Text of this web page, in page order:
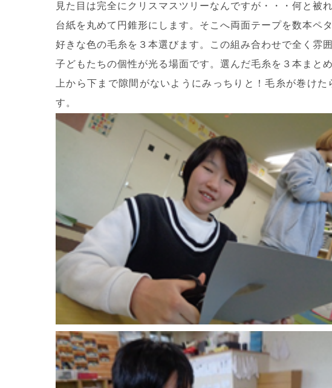
見た目は完全にクリスマスツリーなんですが・・・何と被れ
台紙を丸めて円錐形にします。そこへ両面テープを数本ペ
好きな色の毛糸を３本選びます。この組み合わせで全く雰
子どもたちの個性が光る場面です。選んだ毛糸を３本まと
上から下まで隙間がないようにみっちりと！毛糸が巻け
す。